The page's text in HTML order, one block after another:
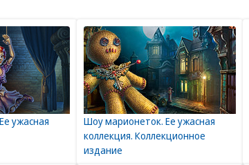
ужасная
Шоу марионеток. Ее ужасная
коллекция. Коллекционное
издание